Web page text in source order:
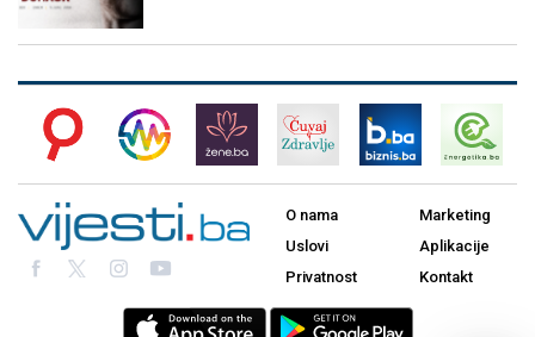
O nama
Uslovi
Privatnost
Marketing
Aplikacije
Kontakt